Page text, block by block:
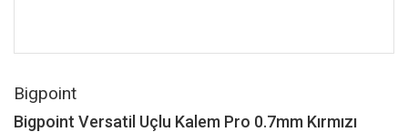
Bigpoint
Bigpoint Versatil Uçlu Kalem Pro 0.7mm Kırmızı